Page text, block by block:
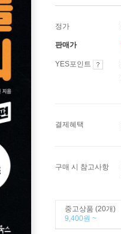
정가
판매가
YES포인트
결제혜택
구매 시 참고사항
중고상품 (20개)
9,400원 ~